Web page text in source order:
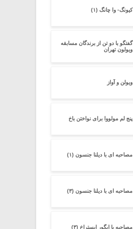
کیونگ- وا چانگ (۱)
گفتگو با دو تن از برندگان مسابقه
ویولون تهران
ویولن و آواز
پنج لم مولووا برای نواختن باخ
مصاحبه ای با دیلنا جنسون (۱)
مصاحبه ای با دیلنا جنسون (۳)
مصاحبه با ایگور ایستراخ (۳)